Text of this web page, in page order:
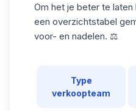
Om het je beter te
een overzichtstabel
voor- en nadelen. ⚖️
Type
verkoopteam